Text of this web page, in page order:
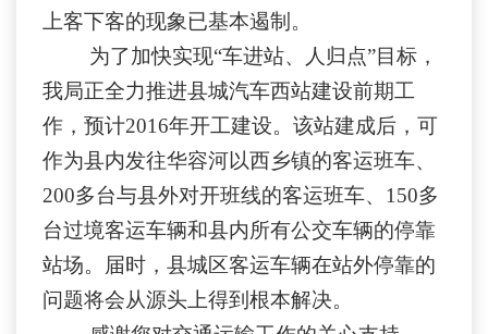
上客下客的现象已基本遏制。
为了加快实现“车进站、人归点”目标，
我局正全力推进县城汽车西站建设前期工
作，预计2016年开工建设。该站建成后，可
作为县内发往华容河以西乡镇的客运班车、
200多台与县外对开班线的客运班车、 150多
台过境客运车辆和县内所有公交车辆的停靠
站场。 届时，县城区客运车辆在站外停靠的
问题将会从源头上得到根本解决。